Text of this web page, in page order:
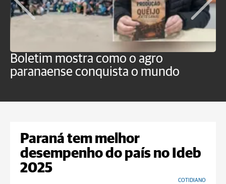
Boletim mostra como o agro
paranaense conquista o mundo
Paraná tem melhor
desempenho do país no Ideb
2025
COTIDIANO